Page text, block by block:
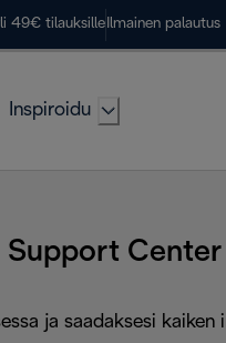
49€ tilauksille Ilmainen palautus
Inspiroidu
Support Center
ja saadaksesi kaiken